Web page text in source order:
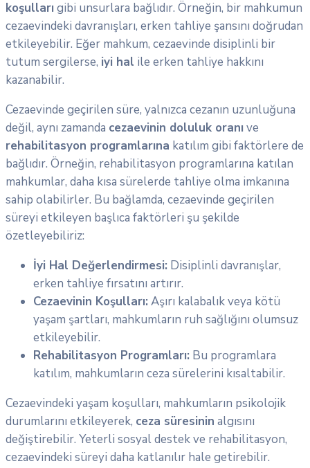
koşulları gibi unsurlara bağlıdır. Örneğin, bir mahkumun
cezaevindeki davranışları, erken tahliye şansını doğrudan
etkileyebilir. Eğer mahkum, cezaevinde disiplinli bir
tutum sergilerse, iyi hal ile erken tahliye hakkını
kazanabilir.
Cezaevinde geçirilen süre, yalnızca cezanın uzunluğuna
değil, aynı zamanda cezaevinin doluluk oranı ve
rehabilitasyon programlarına katılım gibi faktörlere de
bağlıdır. Örneğin, rehabilitasyon programlarına katılan
mahkumlar, daha kısa sürelerde tahliye olma imkanına
sahip olabilirler. Bu bağlamda, cezaevinde geçirilen
süreyi etkileyen başlıca faktörleri şu şekilde
özetleyebiliriz:
İyi Hal Değerlendirmesi: Disiplinli davranışlar,
erken tahliye fırsatını artırır.
Cezaevinin Koşulları: Aşırı kalabalık veya kötü
yaşam şartları, mahkumların ruh sağlığını olumsuz
etkileyebilir.
Rehabilitasyon Programları: Bu programlara
katılım, mahkumların ceza sürelerini kısaltabilir.
Cezaevindeki yaşam koşulları, mahkumların psikolojik
durumlarını etkileyerek, ceza süresinin algısını
değiştirebilir. Yeterli sosyal destek ve rehabilitasyon,
cezaevindeki süreyi daha katlanılır hale getirebilir.